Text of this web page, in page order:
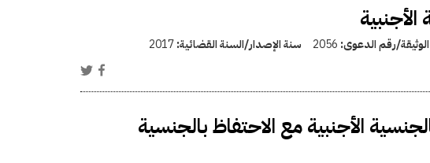
رقم الدعوى: 2056 سنة الإصدار/السنة القضائية:2017
الأجنبية مع الاحتفاظ بالجنسية